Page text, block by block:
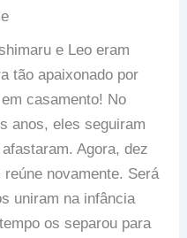
e Leo eram
tão apaixonado por
casamento! No
anos, eles seguiram
Agora, dez
novamente. Será
uniram na infância
os separou para